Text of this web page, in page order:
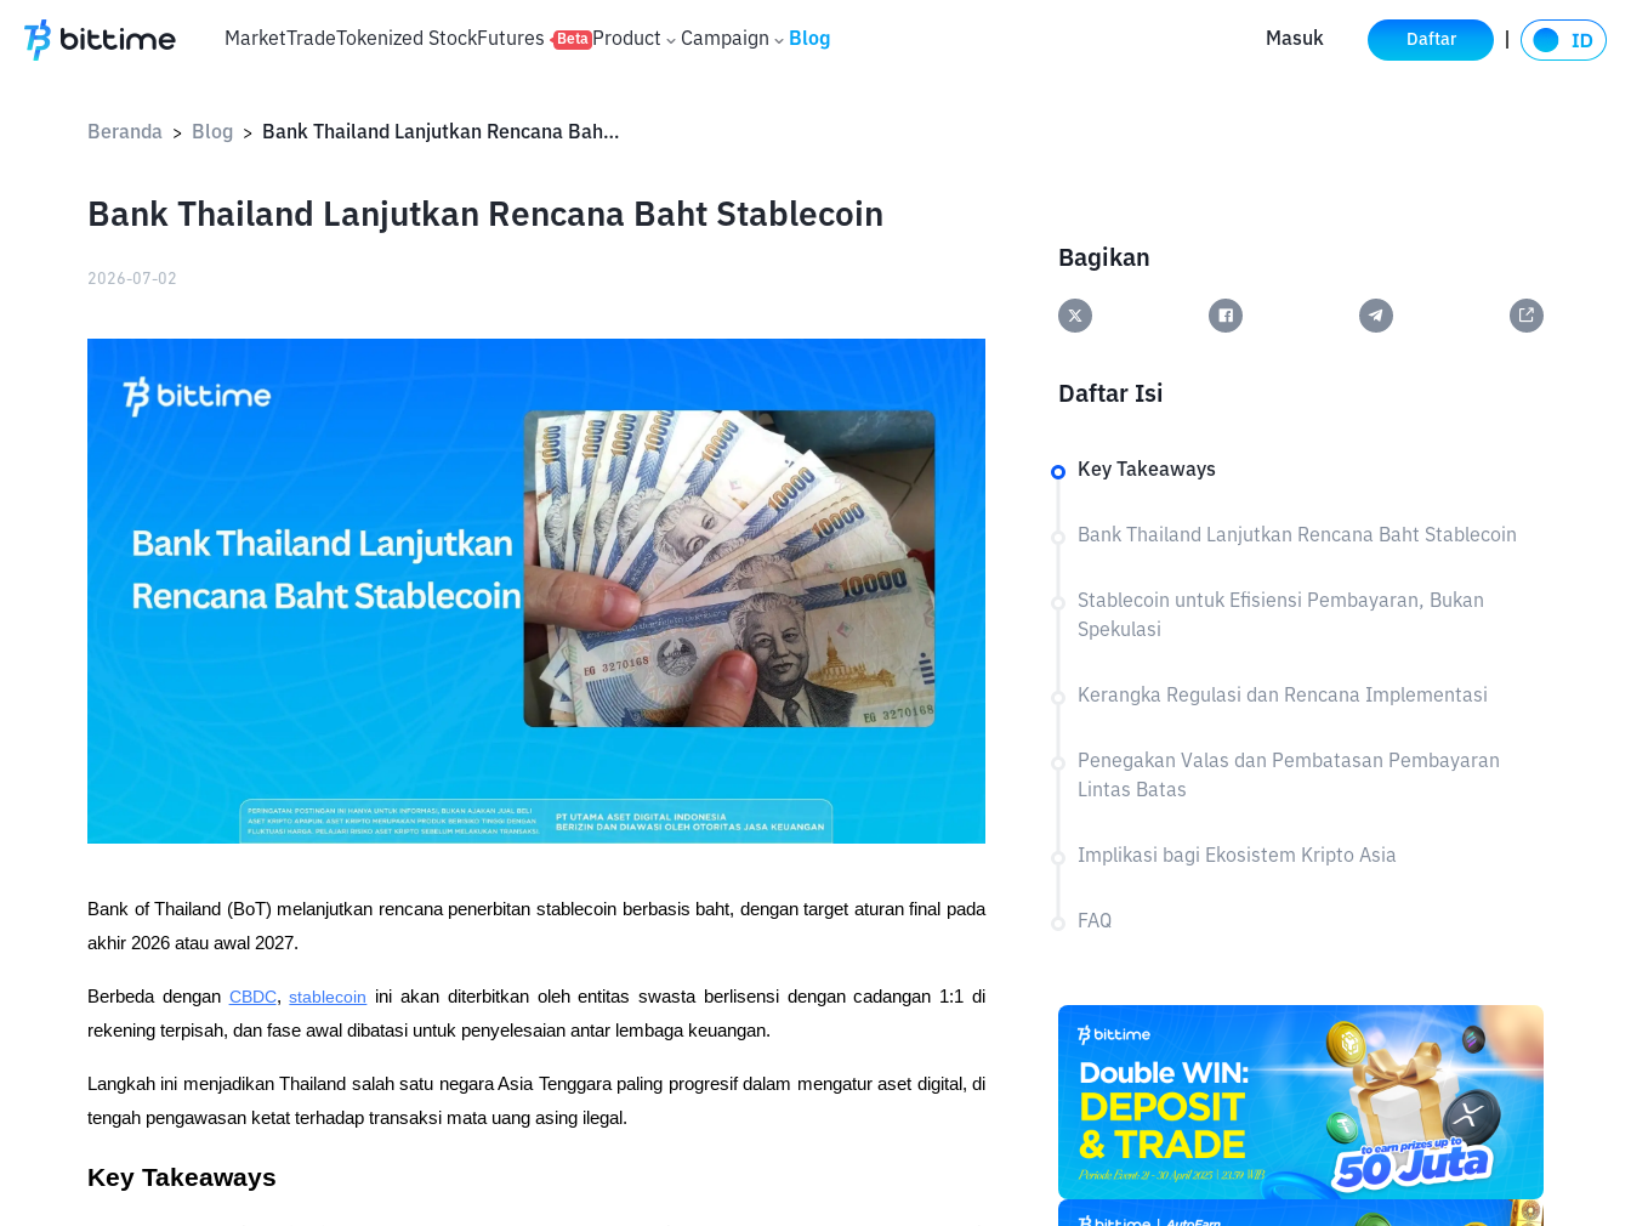
MarketTradeTokenized StockFutures Beta Product Campaign Blog Masuk Daftar
Beranda > Blog > Bank Thailand Lanjutkan Rencana Baht Stablecoin
Bank Thailand Lanjutkan Rencana Baht Stablecoin
2026-07-02
Bank of Thailand (BoT) melanjutkan rencana penerbitan stablecoin berbasis baht, dengan target aturan final pada
akhir 2026 atau awal 2027.
Berbeda dengan CBDC, stablecoin ini akan diterbitkan oleh entitas swasta berlisensi dengan cadangan 1:1 di
rekening terpisah, dan fase awal dibatasi untuk penyelesaian antar lembaga keuangan.
Langkah ini menjadikan Thailand salah satu negara Asia Tenggara paling progresif dalam mengatur aset digital, di
tengah pengawasan ketat terhadap transaksi mata uang asing ilegal.
Key Takeaways
Bagikan
Daftar Isi
Key Takeaways
Bank Thailand Lanjutkan Rencana Baht Stablecoin
Stablecoin untuk Efisiensi Pembayaran, Bukan
Spekulasi
Kerangka Regulasi dan Rencana Implementasi
Penegakan Valas dan Pembatasan Pembayaran
Lintas Batas
Implikasi bagi Ekosistem Kripto Asia
FAQ